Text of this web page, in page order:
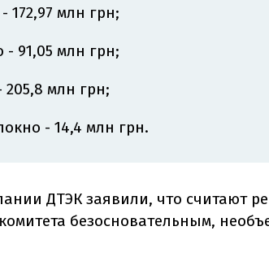
172,97 млн грн;
- 91,05 млн грн;
млн грн;
- 14,4 млн грн.
ДТЭК заявили, что считают
безосновательным,